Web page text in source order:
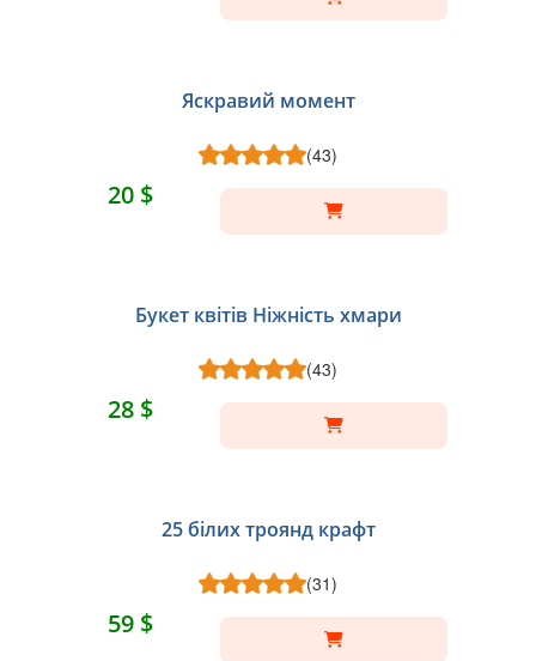
Яскравий момент
(43)
20 $
Букет квітів Ніжність хмари
(43)
28 $
25 білих троянд крафт
(31)
59 $